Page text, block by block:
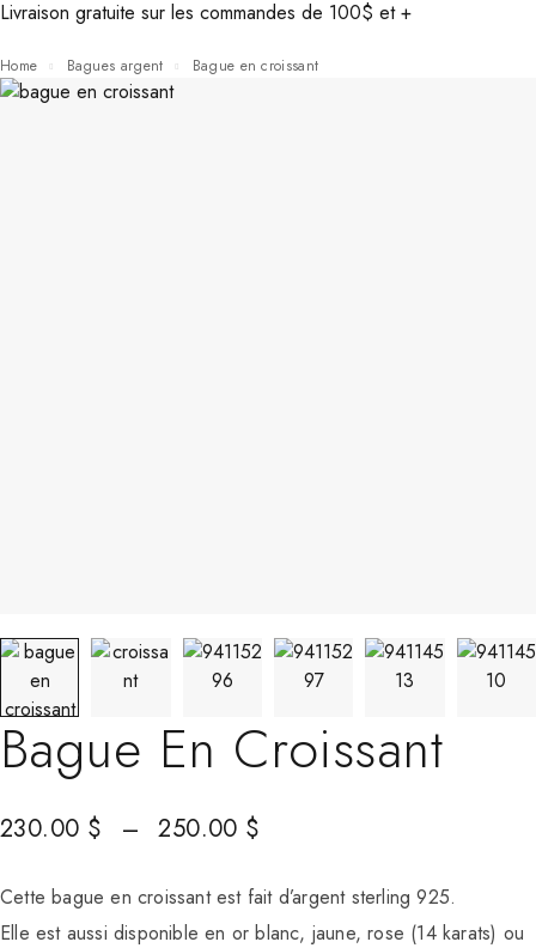
Livraison gratuite sur les commandes de 100$ et +
Home Bagues argent Bague en croissant
Bague En Croissant
230.00 $ – 250.00 $
Cette bague en croissant est fait d’argent sterling 925.
Elle est aussi disponible en or blanc, jaune, rose (14 karats) ou